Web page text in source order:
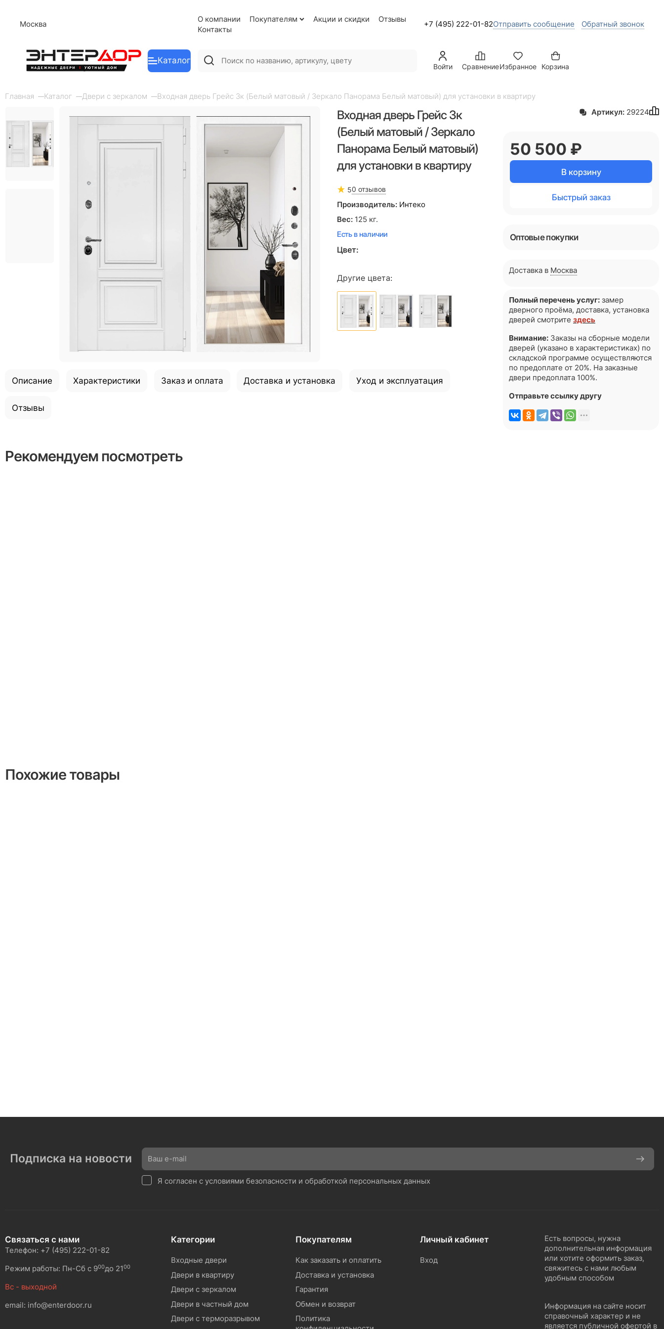
Москва
О компании Покупателям Акции и скидки
Отзывы
Контакты
+7 (495) 222-01-82Отправить сообщение Обратный звонок
Каталог
Войти СравнениеИзбранное Корзина
Главная Каталог Двери с зеркалом Входная дверь Грейс 3к (Белый матовый / Зеркало Панорама Белый матовый) для установки в квартиру
Входная дверь Грейс 3к
(Белый матовый / Зеркало
Панорама Белый матовый)
для установки в квартиру
50 отзывов
Производитель: Интеко
Вес: 125 кг.
Есть в наличии
Цвет:
Другие цвета:
Описание Характеристики Заказ и оплата Доставка и установка Уход и эксплуатация
Отзывы
Рекомендуем посмотреть
Похожие товары
Артикул: 29224
50 500 ₽
В корзину
Быстрый заказ
Оптовые покупки
Доставка в Москва
Полный перечень услуг: замер
дверного проёма, доставка, установка
дверей смотрите здесь
Внимание: Заказы на сборные модели
дверей (указано в характеристиках) по
складской программе осуществляются
по предоплате от 20%. На заказные
двери предоплата 100%.
Отправьте ссылку другу
Подписка на новости
Я согласен с условиями безопасности и обработкой персональных данных
Связаться с нами
Телефон: +7 (495) 222-01-82
Режим работы: Пн-Сб с 900до 21 00
Вс - выходной
email: info@enterdoor.ru
Категории
Входные двери
Двери в квартиру
Двери с зеркалом
Двери в частный дом
Двери с терморазрывом
Покупателям
Как заказать и оплатить
Доставка и установка
Гарантия
Обмен и возврат
Политика
Личный кабинет
Вход
Есть вопросы, нужна
дополнительная информация
или хотите оформить заказ,
свяжитесь с нами любым
удобным способом
Информация на сайте носит
справочный характер и не
является публичной офертой в